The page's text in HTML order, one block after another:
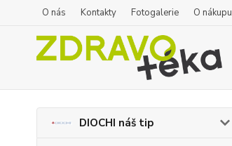
O nás Kontakty Fotogalerie O nákupu
DIOCHI náš tip